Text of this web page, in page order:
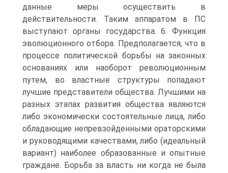
данные меры осуществить в
действительности. Таким аппаратом в ПС
выступают органы государства. 6. Функция
эволюционного отбора. Предполагается, что в
процессе политической борьбы на законных
основаниях или наоборот революционным
путем, во властные структуры попадают
лучшие представители общества. Лучшими на
разных этапах развития общества являются
либо экономически состоятельные лица, либо
обладающие непревзойденными ораторскими
и руководящими качествами, либо (идеальный
вариант) наиболее образованные и опытные
граждане. Борьба за власть ни когда не была